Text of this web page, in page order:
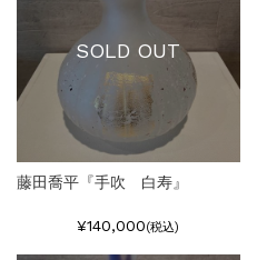
SOLD OUT
藤田喬平『手吹 白寿』
¥140,000(税込)